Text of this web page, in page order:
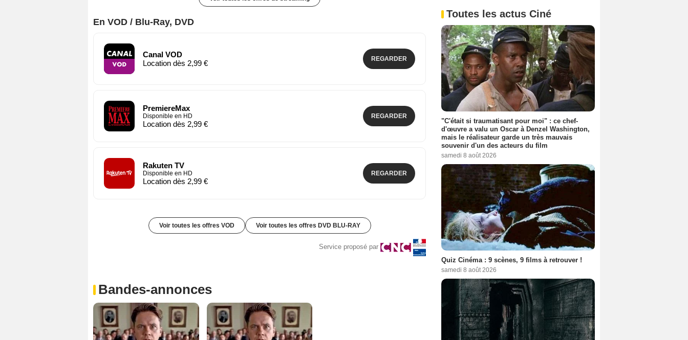
En VOD / Blu-Ray, DVD
Canal VOD
Location dès 2,99 €
REGARDER
PremiereMax
Disponible en HD
Location dès 2,99 €
REGARDER
Rakuten TV
Disponible en HD
Location dès 2,99 €
REGARDER
Voir toutes les offres VOD Voir toutes les offres DVD BLU-RAY
Service proposé par
Bandes-annonces
Toutes les actus Ciné
"C'était si traumatisant pour moi" : ce chef-
d'œuvre a valu un Oscar à Denzel Washington,
mais le réalisateur garde un très mauvais
souvenir d'un des acteurs du film
samedi 8 août 2026
Quiz Cinéma : 9 scènes, 9 films à retrouver !
samedi 8 août 2026